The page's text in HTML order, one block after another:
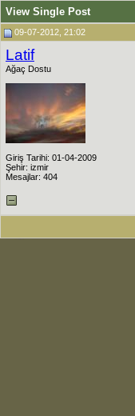
View Single Post
09-07-2012, 21:02
Latif
Ağaç Dostu
Giriş Tarihi: 01-04-2009
Şehir: izmir
Mesajlar: 404